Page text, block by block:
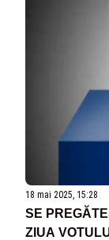
18 mai 2025, 15:28
SE
ZIUA